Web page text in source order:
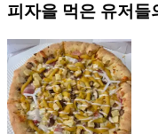
피자을 먹은 유저들